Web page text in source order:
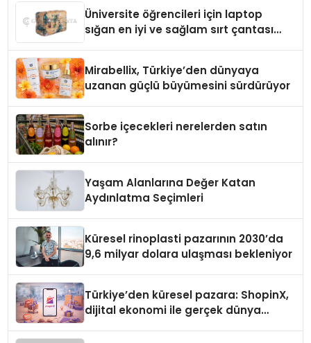
Üniversite öğrencileri için laptop
sığan en iyi ve sağlam sırt çantası
Mirabellix, Türkiye’den dünyaya
uzanan güçlü büyümesini sürdürüyor
Sorbe içecekleri nerelerden satın
alınır?
Yaşam Alanlarına Değer Katan
Aydınlatma Seçimleri
Küresel rinoplasti pazarının 2030’da
9,6 milyar dolara ulaşması bekleniyor
Türkiye’den küresel pazara: ShopinX,
dijital ekonomi ile gerçek dünya